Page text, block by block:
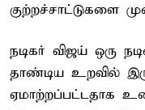
குற்றச்சாட்டுகளை
நடிகர் விஜய் ஒரு
தாண்டிய உறவில்
ஏமாற்றப்பட்டதாக